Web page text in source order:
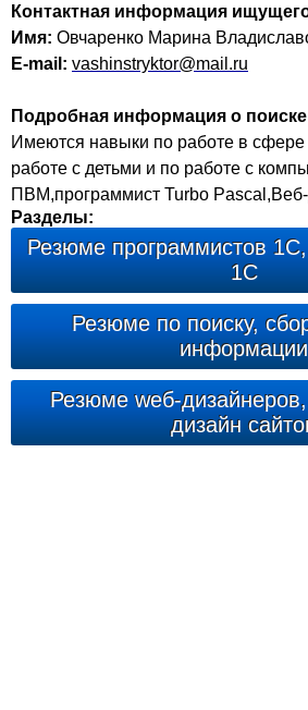
Контактная информация
Имя: Овчаренко Марина
E-mail: vashinstryktor@mail.ru
Подробная информация о
Имеются навыки по работе в
работе с детьми и по работе с
ПВМ,программист Turbo
Разделы:
Резюме программистов 1С,
1С
Резюме по поиску,
информации
Резюме wеб-
дизайн